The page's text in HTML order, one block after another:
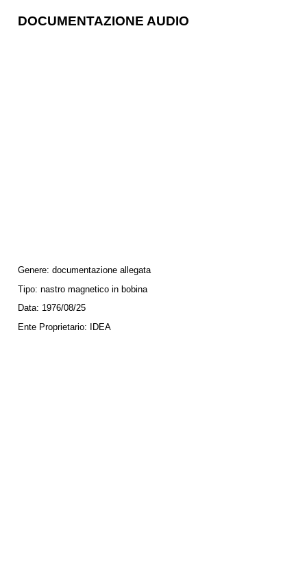
DOCUMENTAZIONE AUDIO
Genere: documentazione allegata
Tipo: nastro magnetico in bobina
Data: 1976/08/25
Ente Proprietario:
IDEA